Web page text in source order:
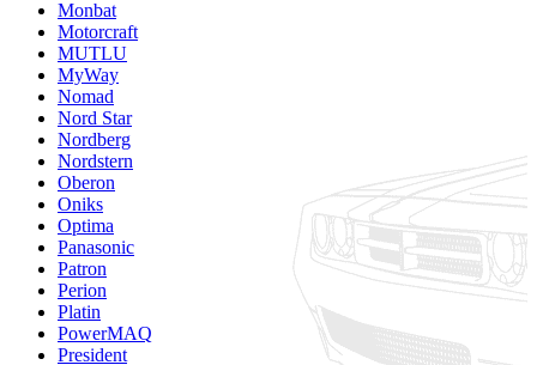
Monbat
Motorcraft
MUTLU
MyWay
Nomad
Nord Star
Nordberg
Nordstern
Oberon
Oniks
Optima
Panasonic
Patron
Perion
Platin
PowerMAQ
President